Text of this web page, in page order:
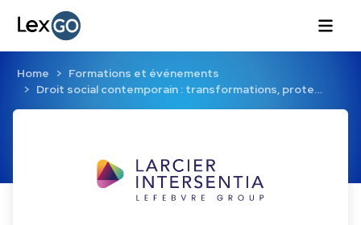
Home
Formations et événements
Droit social contemporain : transformations, prote…